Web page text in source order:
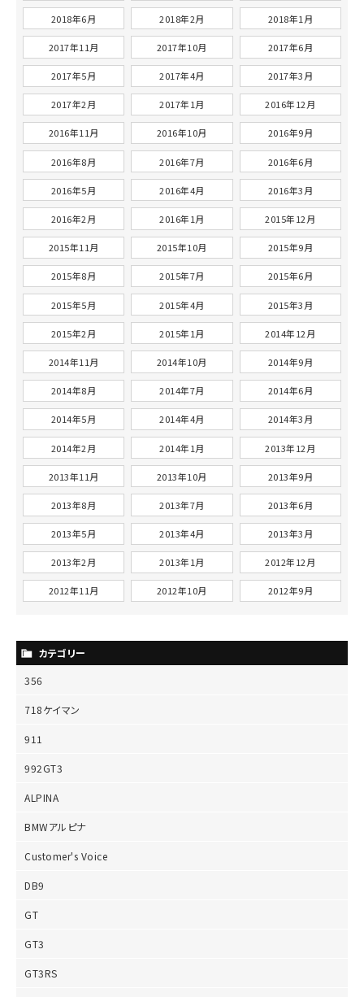
2018年6月 2018年2月 2018年1月
2017年11月 2017年10月 2017年6月
2017年5月 2017年4月 2017年3月
2017年2月 2017年1月 2016年12月
2016年11月 2016年10月 2016年9月
2016年8月 2016年7月 2016年6月
2016年5月 2016年4月 2016年3月
2016年2月 2016年1月 2015年12月
2015年11月 2015年10月 2015年9月
2015年8月 2015年7月 2015年6月
2015年5月 2015年4月 2015年3月
2015年2月 2015年1月 2014年12月
2014年11月 2014年10月 2014年9月
2014年8月 2014年7月 2014年6月
2014年5月 2014年4月 2014年3月
2014年2月 2014年1月 2013年12月
2013年11月 2013年10月 2013年9月
2013年8月 2013年7月 2013年6月
2013年5月 2013年4月 2013年3月
2013年2月 2013年1月 2012年12月
2012年11月 2012年10月 2012年9月
カテゴリー
356
718ケイマン
911
992GT3
ALPINA
BMWアルピナ
Customer's Voice
DB9
GT
GT3
GT3RS